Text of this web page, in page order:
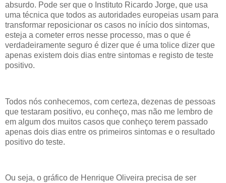
absurdo. Pode ser que o Instituto Ricardo Jorge, que usa
uma técnica que todos as autoridades europeias usam para
transformar reposicionar os casos no início dos sintomas,
esteja a cometer erros nesse processo, mas o que é
verdadeiramente seguro é dizer que é uma tolice dizer que
apenas existem dois dias entre sintomas e registo de teste
positivo.
Todos nós conhecemos, com certeza, dezenas de pessoas
que testaram positivo, eu conheço, mas não me lembro de
em algum dos muitos casos que conheço terem passado
apenas dois dias entre os primeiros sintomas e o resultado
positivo do teste.
Ou seja, o gráfico de Henrique Oliveira precisa de ser